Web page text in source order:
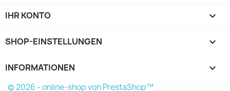
IHR KONTO 
SHOP-EINSTELLUNGEN keyboard_arrow_down
INFORMATIONEN 
© 2026 - online-shop von PrestaShop™